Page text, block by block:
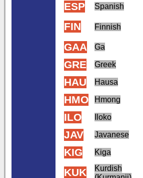
ESP Spanish
FIN Finnish
GAA Ga
GRE Greek
HAU Hausa
HMO Hmong
ILO Iloko
JAV Javanese
KIG Kiga
KUK
Kurdish